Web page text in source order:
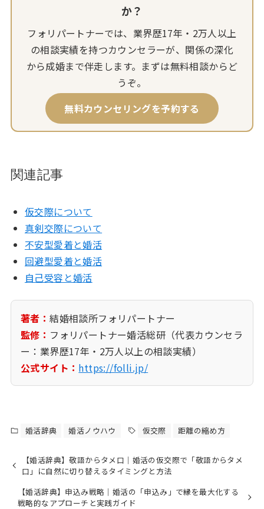
か？
フォリパートナーでは、業界歴17年・2万人以上
の相談実績を持つカウンセラーが、関係の深化
から成婚まで伴走します。まずは無料相談からど
うぞ。
無料カウンセリングを予約する
関連記事
仮交際について
真剣交際について
不安型愛着と婚活
回避型愛着と婚活
自己受容と婚活
著者：結婚相談所フォリパートナー
監修： フォリパートナー婚活総研（代表カウンセラ
ー：業界歴17年・2万人以上の相談実績）
公式サイト： https://folli.jp/
婚活辞典 婚活ノウハウ 仮交際 距離の縮め方
【婚活辞典】敬語からタメ口｜婚活の仮交際で「敬語からタメ
口」に自然に切り替えるタイミングと方法
【婚活辞典】申込み戦略｜婚活の「申込み」で縁を最大化する
戦略的なアプローチと実践ガイド